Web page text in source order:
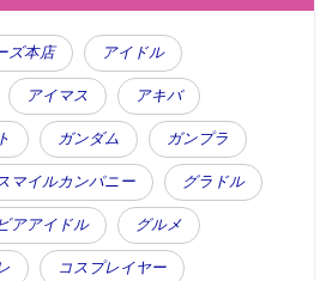
ズ本店 アイドル
アイマス アキバ
ガンダム ガンプラ
マイルカンパニー グラドル
アアイドル グルメ
コスプレイヤー